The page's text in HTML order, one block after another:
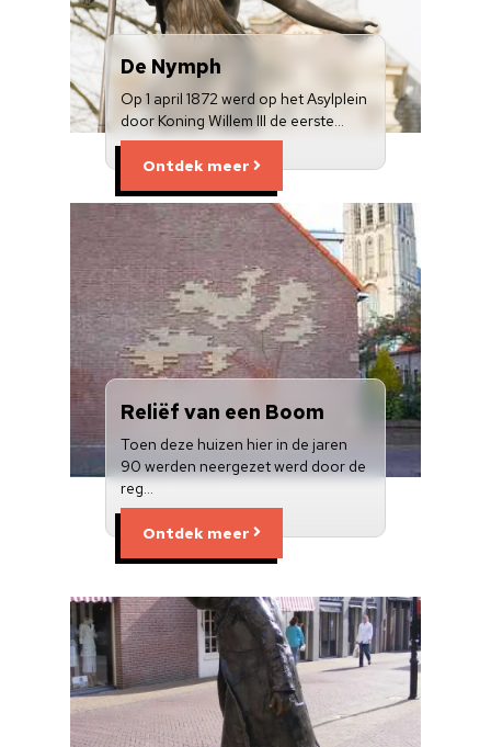
De Nymph
Op 1 april 1872 werd op het Asylplein
door Koning Willem III de eerste…
Ontdek meer
Reliëf van een Boom
Toen deze huizen hier in de jaren
90 werden neergezet werd door de
reg…
Ontdek meer